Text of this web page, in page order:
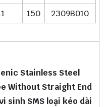
150 2309B010
Stainless Steel
Without Straight End
sinh SMS loại kéo dài